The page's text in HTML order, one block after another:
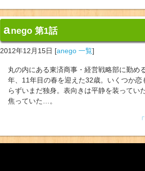
anego 第1話
2012年12月15日 [anego 一覧]
丸の内にある東済商事・経営戦略部に勤め
年、11年目の春を迎えた32歳。いくつか
らずいまだ独身。表向きは平静を装ってい
焦っていた…。